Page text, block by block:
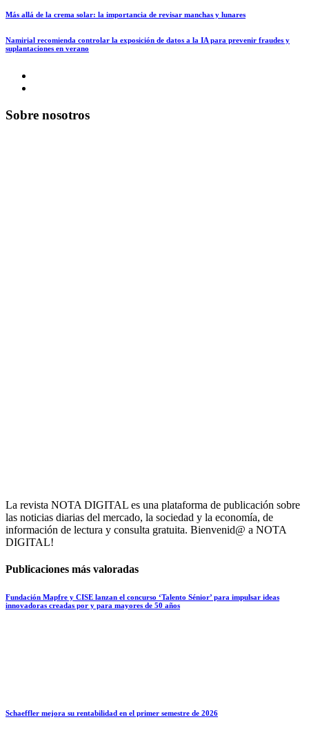
Más allá de la crema solar: la importancia de revisar manchas y lunares
Namirial recomienda controlar la exposición de datos a la IA para prevenir fraudes y
suplantaciones en verano
Sobre nosotros
La revista NOTA DIGITAL es una plataforma de publicación sobre
las noticias diarias del mercado, la sociedad y la economía, de
información de lectura y consulta gratuita. Bienvenid@ a NOTA
DIGITAL!
Publicaciones más valoradas
Fundación Mapfre y CISE lanzan el concurso ‘Talento Sénior’ para impulsar ideas
innovadoras creadas por y para mayores de 50 años
Schaeffler mejora su rentabilidad en el primer semestre de 2026